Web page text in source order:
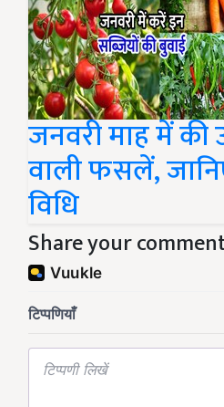
जनवरी माह में की
वाली फसलें,
विधि
Share your